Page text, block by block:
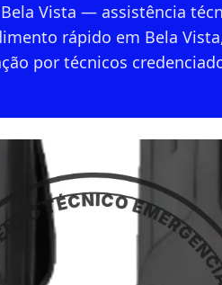
Vista — assistência
rápido em Bela
por técnicos